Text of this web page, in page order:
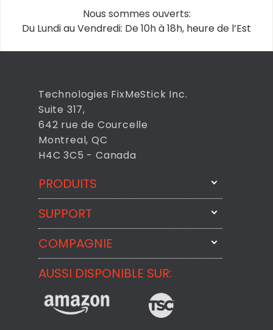
Nous sommes ouverts:
Du Lundi au Vendredi: De 10h à 18h, heure de l’Est
Technologies FixMeStick Inc.
Suite 317,
642 rue de Courcelle
Montreal, QC
H4C 3C5 - Canada
PRODUITS
FixMeStick
BackMeUp
CheckMeMessage
SUPPORT
Contactez-nous par courriel
COMPAGNIE
À propos
Contact
Commentaires des Clients
AUSSI DISPONIBLE SUR: